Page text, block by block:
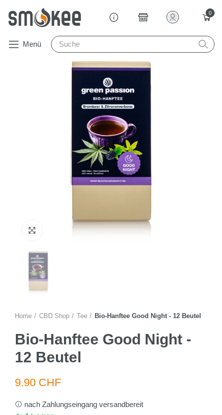
0
Menü
Zum Vergrössern anklicken
Home CBD Shop Tee Bio-Hanftee Good Night - 12 Beutel
Bio-Hanftee Good Night -
12 Beutel
9.90 CHF
nach Zahlungseingang versandbereit